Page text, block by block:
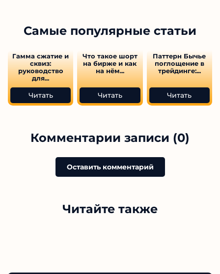
Самые популярные статьи
Гамма сжатие и
сквиз:
руководство
для...
Читать
Что такое шорт
на бирже и как
на нём...
Читать
Паттерн Бычье
поглощение в
трейдинге:...
Читать
Комментарии записи (0)
Оставить комментарий
Читайте также